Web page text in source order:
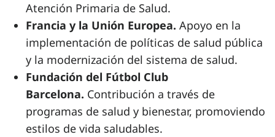
Atención Primaria de Salud.
Francia y la Unión Europea. Apoyo en la
implementación de políticas de salud pública
y la modernización del sistema de salud.
Fundación del Fútbol Club
Barcelona. Contribución a través de
programas de salud y bienestar, promoviendo
estilos de vida saludables.